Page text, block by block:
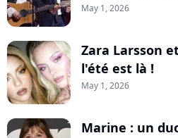
May 1, 2026
Zara Larsson
l'été est là !
May 1, 2026
Marine : un